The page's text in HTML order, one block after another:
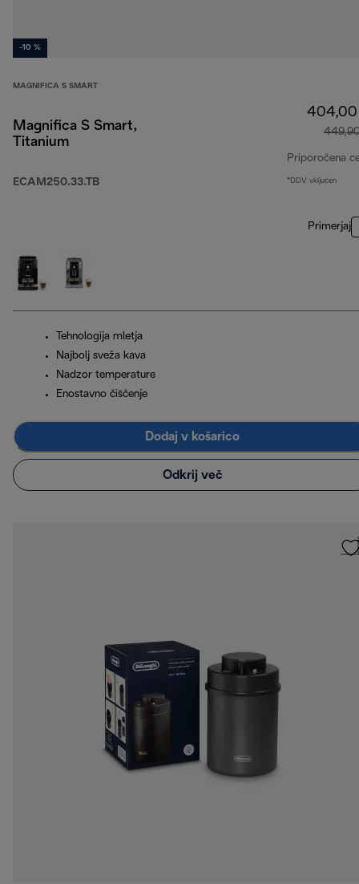
-10 %
MAGNIFICA S SMART
Magnifica S Smart,
Titanium
ECAM250.33.TB
Priporočena
*DDV vključen
Primerjaj
Tehnologija mletja
Najbolj sveža kava
Nadzor temperature
Enostavno čiščenje
Dodaj v košarico
Odkrij več